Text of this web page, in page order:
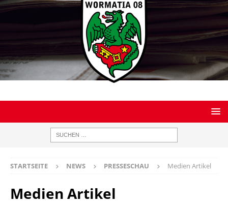
STARTSEITE NEWS PRESSESCHAU Medien Artikel
Medien Artikel